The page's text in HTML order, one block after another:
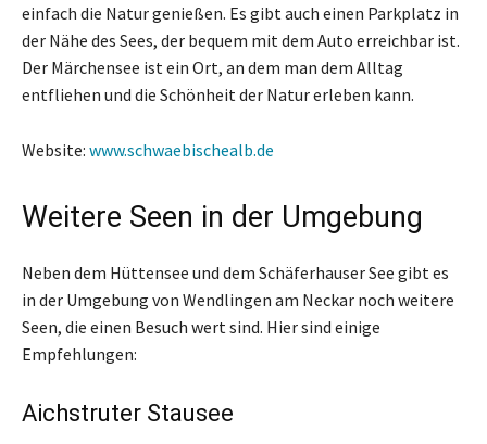
einfach die Natur genießen. Es gibt auch einen Parkplatz in
der Nähe des Sees, der bequem mit dem Auto erreichbar ist.
Der Märchensee ist ein Ort, an dem man dem Alltag
entfliehen und die Schönheit der Natur erleben kann.
Website: www.schwaebischealb.de
Weitere Seen in der Umgebung
Neben dem Hüttensee und dem Schäferhauser See gibt es
in der Umgebung von Wendlingen am Neckar noch weitere
Seen, die einen Besuch wert sind. Hier sind einige
Empfehlungen:
Aichstruter Stausee